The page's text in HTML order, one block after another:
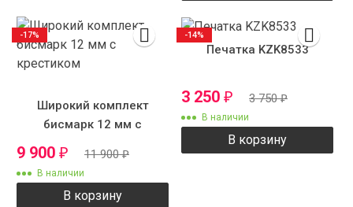
Широкий комплект
бисмарк 12 мм с
9 900 ₽ 11 900₽
В наличии
В корзину
-17%
Печатка KZK8533
3 250 ₽ 3 750₽
В наличии
В корзину
-14%